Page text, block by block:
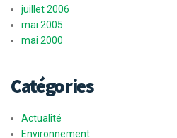
juillet 2006
mai 2005
mai 2000
Catégories
Actualité
Environnement